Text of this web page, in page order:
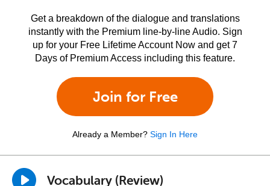
Get a breakdown of the dialogue and translations
instantly with the Premium line-by-line Audio. Sign
up for your Free Lifetime Account Now and get 7
Days of Premium Access including this feature.
Join for Free
Already a Member? Sign In Here
Vocabulary (Review)